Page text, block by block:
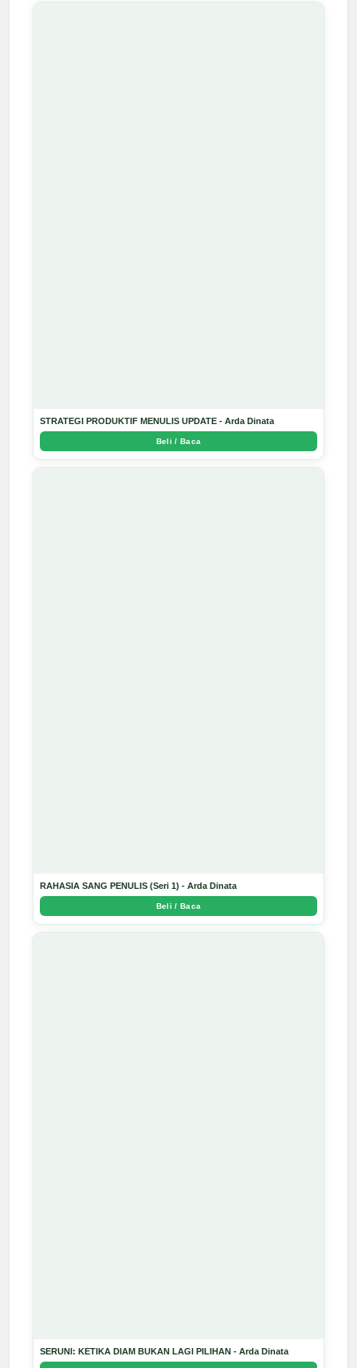
STRATEGI PRODUKTIF MENULIS UPDATE - Arda Dinata
Beli / Baca
RAHASIA SANG PENULIS (Seri 1) - Arda Dinata
Beli / Baca
SERUNI: KETIKA DIAM BUKAN LAGI PILIHAN - Arda Dinata